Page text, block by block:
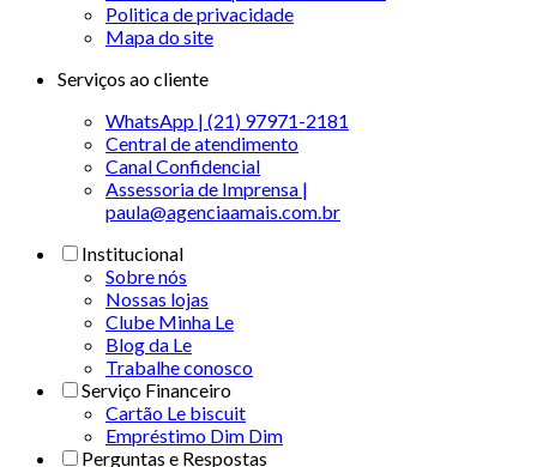
Politica de privacidade
Mapa do site
Serviços ao cliente
WhatsApp | (21) 97971-2181
Central de atendimento
Canal Confidencial
Assessoria de Imprensa |
paula@agenciaamais.com.br
Institucional
Sobre nós
Nossas lojas
Clube Minha Le
Blog da Le
Trabalhe conosco
Serviço Financeiro
Cartão Le biscuit
Empréstimo Dim Dim
Perguntas e Respostas